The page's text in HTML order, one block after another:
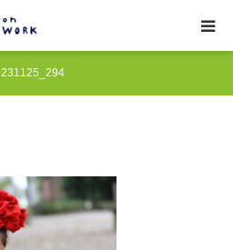
231125_294